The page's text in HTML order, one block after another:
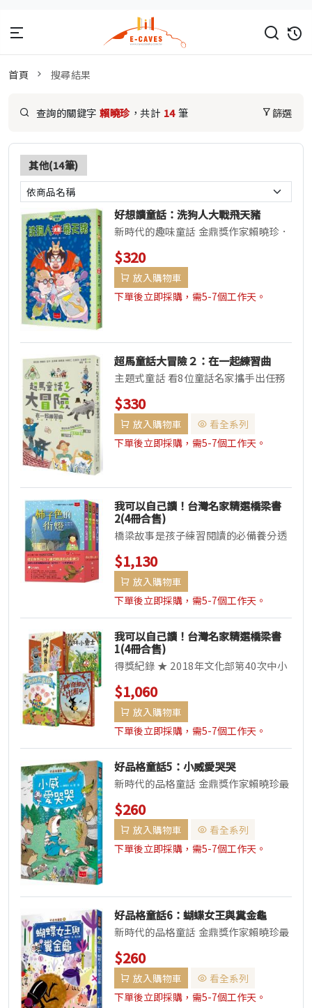
首頁 搜尋結果
查詢的關鍵字 賴曉珍，共計 14 筆 篩選
其他(14筆)
好想讀童話：洗狗人大戰飛天豬
新時代的趣味童話 金鼎獎作家賴曉珍．
「好想讀童話」系列 帶你進入天馬行空
的幽默國度，享受歡快無比的...
$320
放入購物車
下單後立即採購，需5-7個工作天。
超馬童話大冒險２：在一起練習曲
主題式童話 看8位童話名家攜手出任務
馬拉松長跑X挑戰8場次 第二場 ～合作
～ 你會怎麼寫，關於...
$330
放入購物車
看全系列
下單後立即採購，需5-7個工作天。
我可以自己讀！台灣名家精選橋梁書
2(4冊合售)
橋梁故事是孩子練習閱讀的必備養分透
過故事累積閱讀成就感，陪伴孩子一同
學習成長！５大特色 ★每本文字量...
$1,130
放入購物車
下單後立即採購，需5-7個工作天。
我可以自己讀！台灣名家精選橋梁書
1(4冊合售)
得獎紀錄 ★ 2018年文化部第40次中小
學生優良讀物評選推介評選活動-文學類
★ 臺北市兒童深耕...
$1,060
放入購物車
下單後立即採購，需5-7個工作天。
好品格童話5：小威愛哭哭
新時代的品格童話 金鼎獎作家賴曉珍最
美好的創作 Cindy Wume x 尤淑瑜 x
楊宛靜 x 右...
$260
放入購物車
看全系列
下單後立即採購，需5-7個工作天。
好品格童話6：蝴蝶女王與糞金龜
新時代的品格童話 金鼎獎作家賴曉珍最
美好的創作 Cindy Wume x 尤淑瑜 x
楊宛靜 x 右...
$260
放入購物車
看全系列
下單後立即採購，需5-7個工作天。